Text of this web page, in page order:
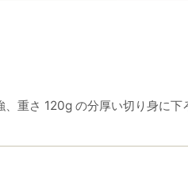
重さ 120g の分厚い切り身に